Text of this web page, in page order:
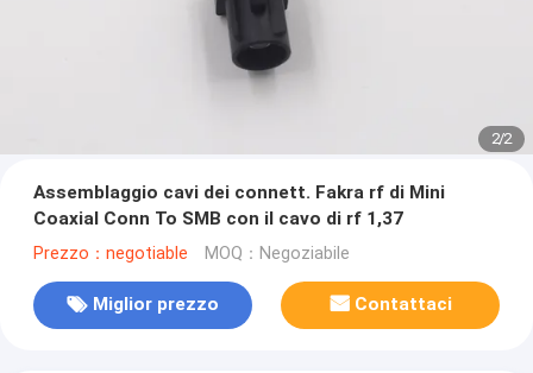
1/2
Assemblaggio cavi dei connett. Fakra rf di Mini
Coaxial Conn To SMB con il cavo di rf 1,37
Prezzo：negotiable MOQ：Negoziabile
Miglior prezzo Contattaci